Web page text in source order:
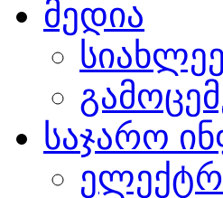
მედია
საჯარო